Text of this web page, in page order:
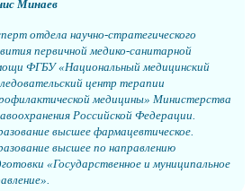
Минаев
отдела научно-стратегического
первичной медико-санитарной
ФГБУ «Национальный медицинский
центр терапии
медицины» Министерства
Российской Федерации.
высшее фармацевтическое.
высшее по направлению
«Государственное и муниципальное